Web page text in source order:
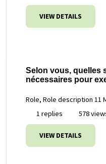
VIEW DETAILS
Selon vous, quelles
nécessaires pour
Role, Role description 11
1 replies
578
VIEW DETAILS